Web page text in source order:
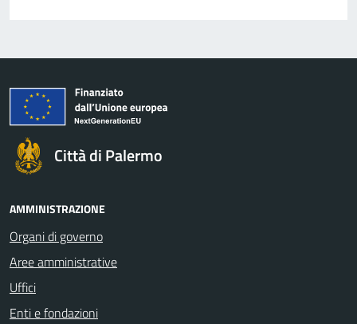
Città di Palermo
AMMINISTRAZIONE
Organi di governo
Aree amministrative
Uffici
Enti e fondazioni